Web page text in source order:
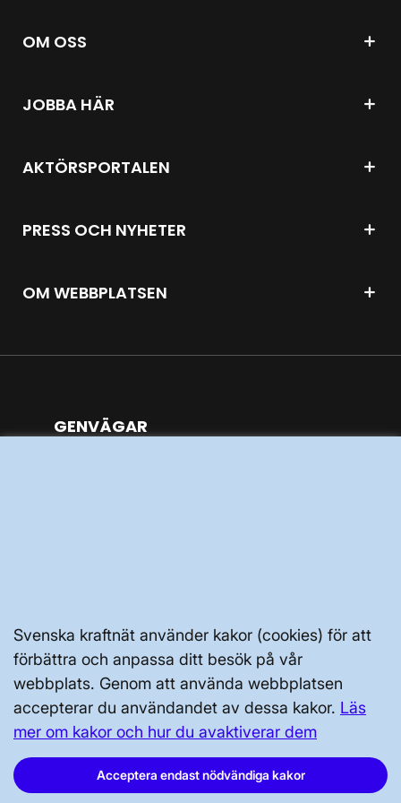
Svenska kraftnät använder kakor (cookies) för att
förbättra och anpassa ditt besök på vår
webbplats. Genom att använda webbplatsen
accepterar du användandet av dessa kakor. Läs
mer om kakor och hur du avaktiverar dem
Acceptera endast nödvändiga kakor
OM OSS
JOBBA HÄR
AKTÖRSPORTALEN
PRESS OCH NYHETER
OM WEBBPLATSEN
Svenska kraftnät, Box 1200, 172 24
Sundbyberg
Tel: 010-475 80 00
GENVÄGAR